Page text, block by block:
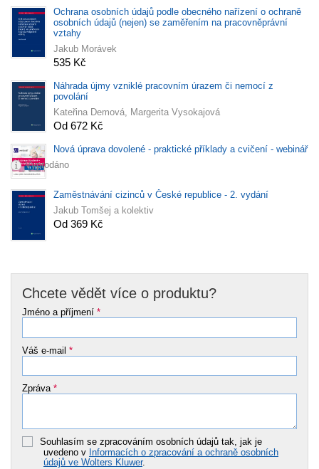
Ochrana osobních údajů podle obecného nařízení o ochraně
osobních údajů (nejen) se zaměřením na pracovněprávní
vztahy
Jakub Morávek
535 Kč
Náhrada újmy vzniklé pracovním úrazem či nemocí z
povolání
Kateřina Demová, Margerita Vysokajová
Od 672 Kč
Nová úprava dovolené - praktické příklady a cvičení - webinář
Vyprodáno
Zaměstnávání cizinců v České republice - 2. vydání
Jakub Tomšej a kolektiv
Od 369 Kč
Chcete vědět více o produktu?
Jméno a příjmení *
Váš e-mail *
Zpráva *
Souhlasím se zpracováním osobních údajů tak, jak je
uvedeno v Informacích o zpracování a ochraně osobních
údajů ve Wolters Kluwer.